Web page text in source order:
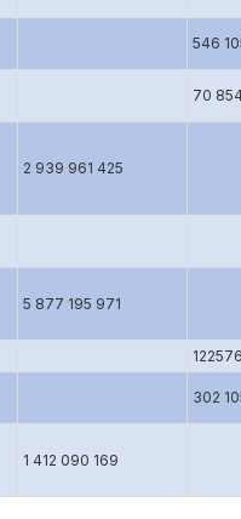
546
70
2 939 961 425
5 877 195 971
302
1 412 090 169